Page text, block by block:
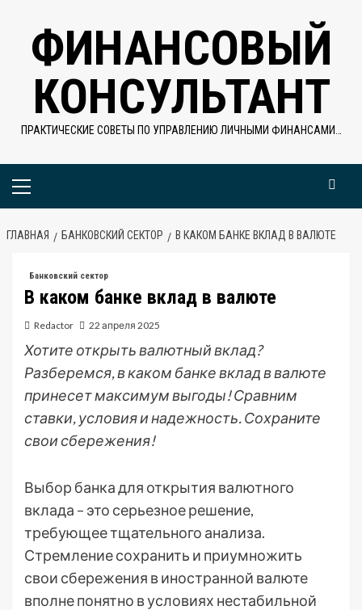
содержимому
ФИНАНСОВЫЙ
КОНСУЛЬТАНТ
ПРАКТИЧЕСКИЕ СОВЕТЫ ПО УПРАВЛЕНИЮ ЛИЧНЫМИ ФИНАНСАМИ…
Основное
ГЛАВНАЯ БАНКОВСКИЙ СЕКТОР В КАКОМ БАНКЕ ВКЛАД В ВАЛЮТЕ
Банковский сектор
В каком банке вклад в валюте
Redactor 22 апреля 2025
Хотите открыть валютный вклад?
Разберемся, в каком банке вклад в валюте
принесет максимум выгоды! Сравним
ставки, условия и надежность. Сохраните
свои сбережения!
Выбор банка для открытия валютного
вклада – это серьезное решение,
требующее тщательного анализа.
Стремление сохранить и приумножить
свои сбережения в иностранной валюте
вполне понятно в условиях нестабильной